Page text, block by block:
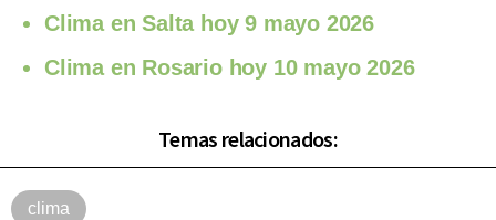
Clima en Salta hoy 9 mayo 2026
Clima en Rosario hoy 10 mayo 2026
Temas relacionados:
clima